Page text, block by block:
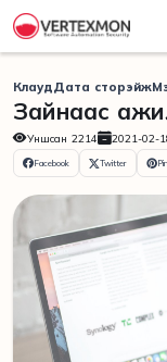
КлаудДата сторэйж
Зайнаас
Уншсан 2214 2021-02-
Facebook Twitter